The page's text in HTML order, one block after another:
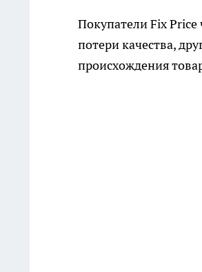
Покупатели Fix Price
потери качества,
происхождения